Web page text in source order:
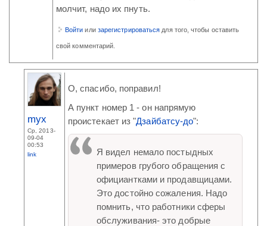
молчит, надо их пнуть.
Войти или зарегистрироваться для того, чтобы оставить
свой комментарий.
myx
Ср, 2013-
09-04
00:53
link
О, спасибо, поправил!
А пункт номер 1 - он напрямую
проистекает из "Дзайбатсу-до":
Я видел немало постыдных
примеров грубого обращения с
официантками и продавщицами.
Это достойно сожаления. Надо
помнить, что работники сферы
обслуживания- это добрые